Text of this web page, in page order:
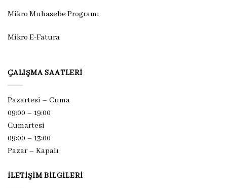
Mikro Muhasebe Programı
Mikro E-Fatura
ÇALIŞMA SAATLERI
Pazartesi – Cuma
09:00 – 19:00
Cumartesi
09:00 – 13:00
Pazar – Kapalı
İLETIŞIM BILGILERI